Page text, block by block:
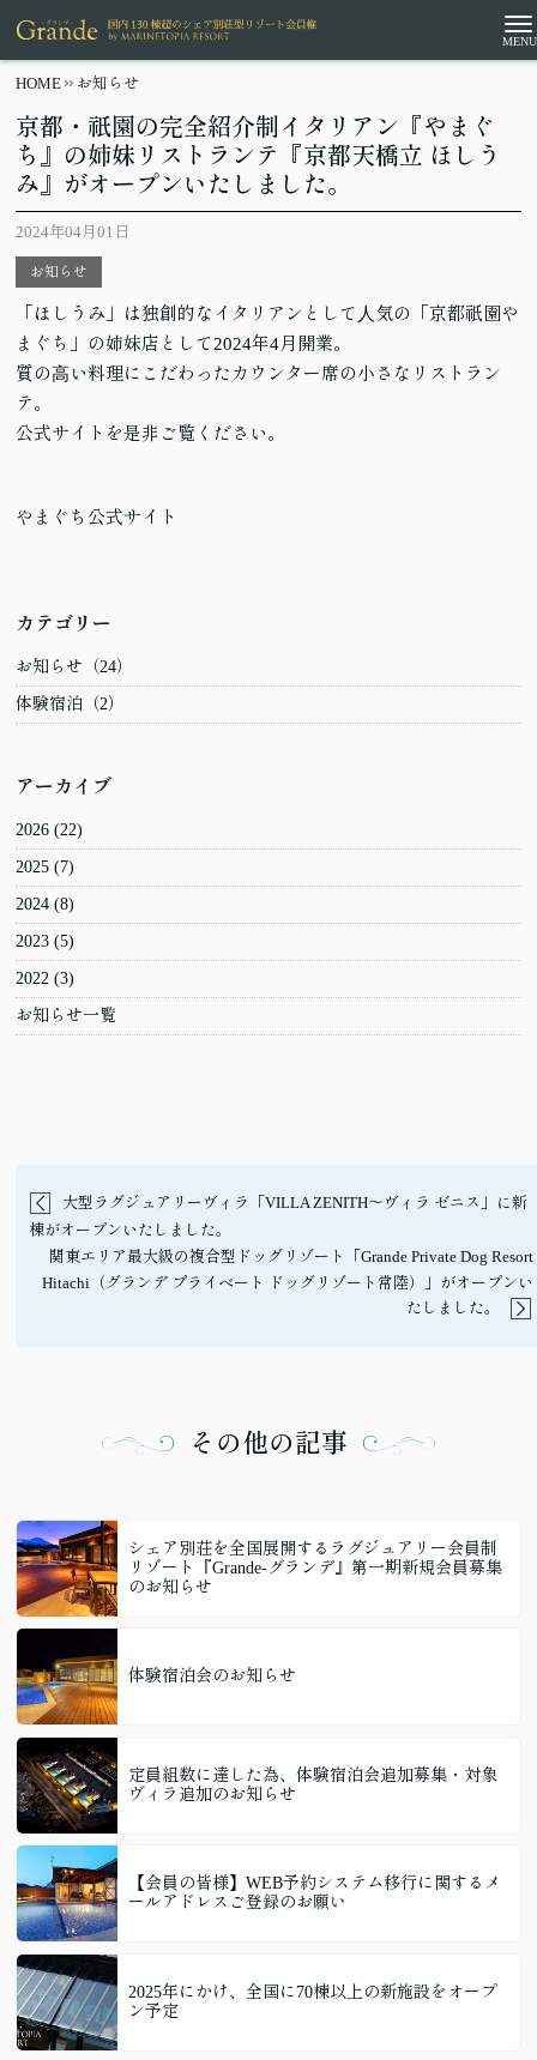
HOME お知らせ
京都・祇園の完全紹介制イタリアン『やまぐ
ち』の姉妹リストランテ『京都天橋立 ほしう
み』がオープンいたしました。
2024年04月01日
お知らせ
「ほしうみ」は独創的なイタリアンとして⼈気の「京都祇園や
まぐち」の姉妹店として2024年4月開業。
質の⾼い料理にこだわったカウンター席の小さなリストラン
テ。
公式サイトを是非ご覧ください。
やまぐち公式サイト
カテゴリー
お知らせ（24）
体験宿泊（2）
アーカイブ
2026 (22)
2025 (7)
2024 (8)
2023 (5)
2022 (3)
お知らせ一覧
大型ラグジュアリーヴィラ「VILLA ZENITH〜ヴィラ ゼニス」に新
棟がオープンいたしました。
関東エリア最大級の複合型ドッグリゾート「Grande Private Dog Resort
Hitachi（グランデ プライベート ドッグリゾート常陸）」がオープンい
たしました。
その他の記事
シェア別荘を全国展開するラグジュアリー会員制
リゾート『Grande-グランデ』第一期新規会員募集
のお知らせ
体験宿泊会のお知らせ
定員組数に達した為、体験宿泊会追加募集・対象
ヴィラ追加のお知らせ
【会員の皆様】WEB予約システム移行に関するメ
ールアドレスご登録のお願い
2025年にかけ、全国に70棟以上の新施設をオープ
ン予定